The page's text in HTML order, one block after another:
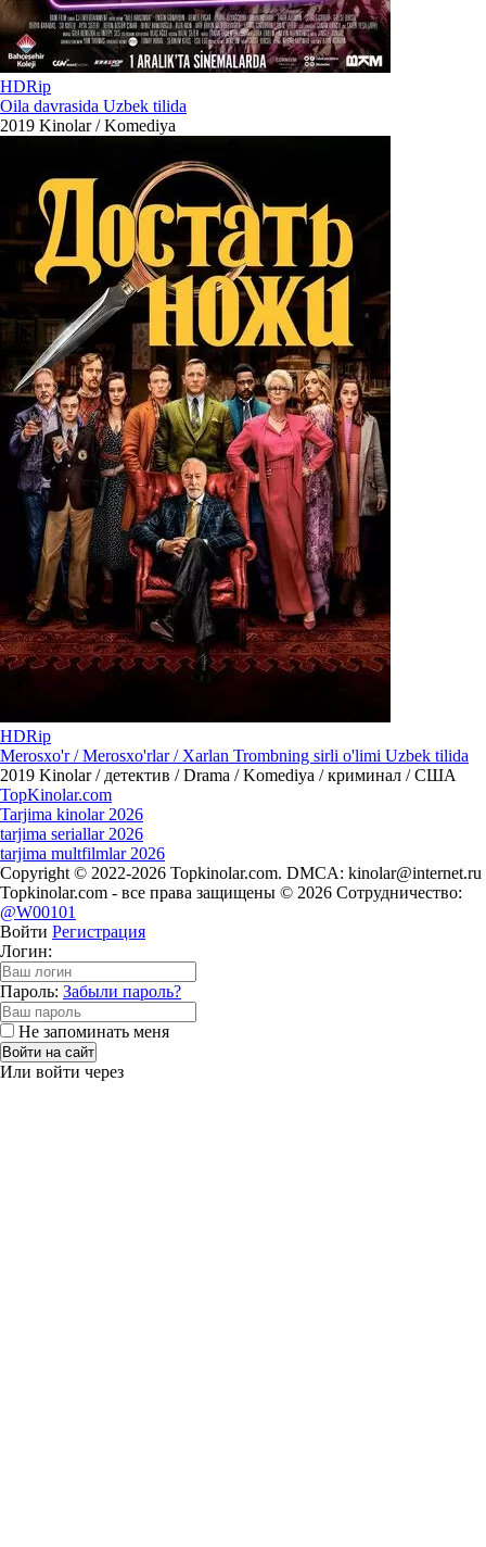
HDRip
Oila davrasida Uzbek tilida
2019 Kinolar / Komediya
HDRip
Merosxo'r / Merosxo'rlar / Xarlan Trombning sirli o'limi Uzbek tilida
2019 Kinolar / детектив / Drama / Komediya / криминал / США
TopKinolar.com
Tarjima kinolar 2026
tarjima seriallar 2026
tarjima multfilmlar 2026
Copyright © 2022-2026 Topkinolar.com. DMCA: kinolar@internet.ru
Topkinolar.com - все права защищены © 2026 Сотрудничество:
@W00101
Войти Регистрация
Логин:
Пароль: Забыли пароль?
Не запоминать меня
Войти на сайт
Или войти через